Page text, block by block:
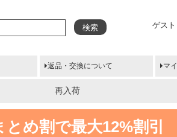
ゲス
検索
返品・交換について マ
再入荷
め割で最大12%割引